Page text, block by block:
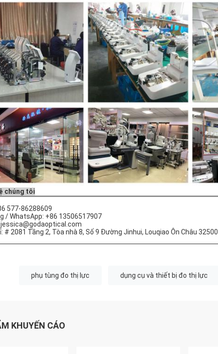
chúng tôi
577-86288609
/ WhatsApp: +86 13506517907
jessica@godaoptical.com
# 2081 Tầng 2, Tòa nhà 8, Số 9 Đường Jinhui, Louqiao Ôn Châu
phụ tùng đo thị lực dụng cụ và thiết bị đo thị lực
KHUYẾN CÁO